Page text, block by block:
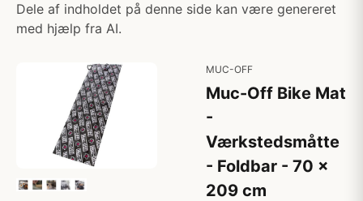
Dele af indholdet på denne side kan være genereret
med hjælp fra AI.
MUC-OFF
Muc-Off Bike Mat
-
Værkstedsmåtte
- Foldbar - 70 x
209 cm